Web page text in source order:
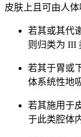
皮肤上且可由人
若其或其代
则归类为 III
若其于胃或
体系统性地
若其施用于
于此类腔体